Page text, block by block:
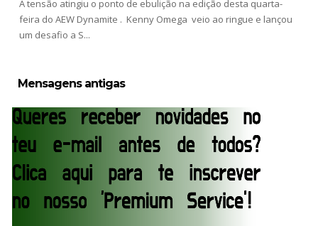
A tensão atingiu o ponto de ebulição na edição desta quarta-
feira do AEW Dynamite . Kenny Omega veio ao ringue e lançou
um desafio a S...
Mensagens antigas